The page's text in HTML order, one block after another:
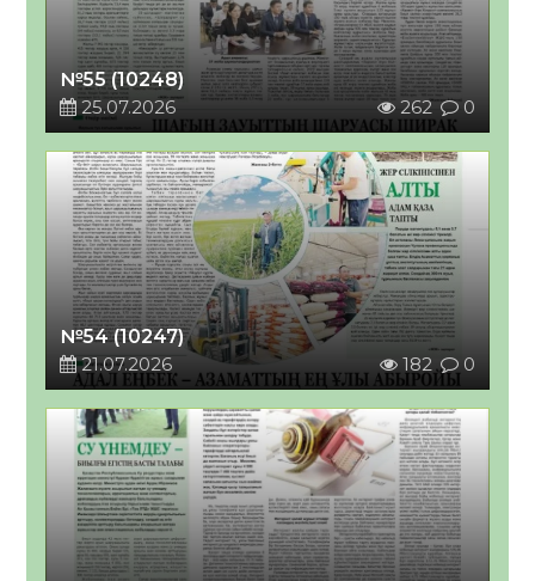
№55 (10248)
25.07.2026
262 0
№54 (10247)
21.07.2026
182 0